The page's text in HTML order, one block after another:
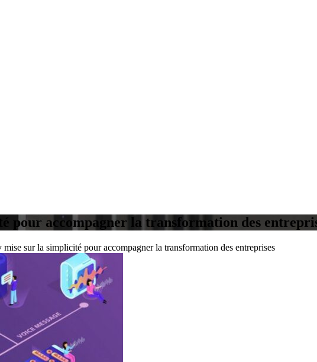
pour accompagner la transformation des
mise sur la simplicité pour accompagner la transformation des entreprises